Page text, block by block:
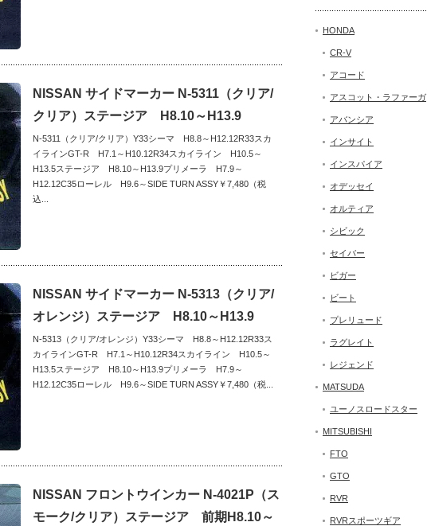
NISSAN サイドマーカー N-5311（クリア/
クリア）ステージア H8.10～H13.9
N-5311（クリア/クリア）Y33シーマ H8.8～H12.12R33スカ
イラインGT-R H7.1～H10.12R34スカイライン H10.5～
H13.5ステージア H8.10～H13.9プリメーラ H7.9～
H12.12C35ローレル H9.6～SIDE TURN ASSY￥7,480（税
込...
NISSAN サイドマーカー N-5313（クリア/
オレンジ）ステージア H8.10～H13.9
N-5313（クリア/オレンジ）Y33シーマ H8.8～H12.12R33ス
カイラインGT-R H7.1～H10.12R34スカイライン H10.5～
H13.5ステージア H8.10～H13.9プリメーラ H7.9～
H12.12C35ローレル H9.6～SIDE TURN ASSY￥7,480（税...
NISSAN フロントウインカー N-4021P（ス
モーク/クリア）ステージア 前期H8.10～
HONDA
CR-V
アコード
アスコット・ラファーガ
アバンシア
インサイト
インスパイア
オデッセイ
オルティア
シビック
セイバー
ビガー
ビート
プレリュード
ラグレイト
レジェンド
MATSUDA
ユーノスロードスター
MITSUBISHI
FTO
GTO
RVR
RVRスポーツギア